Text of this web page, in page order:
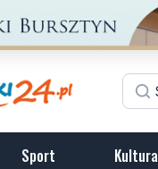
Sport Kultura